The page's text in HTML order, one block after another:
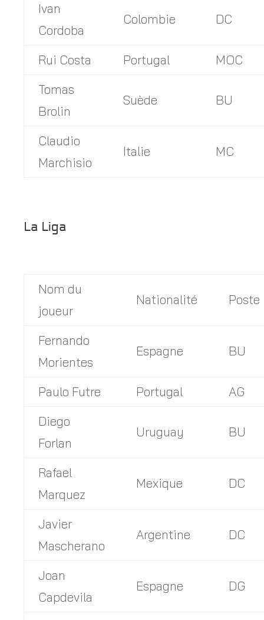
Ivan
Cordoba
Colombie DC
Rui Costa Portugal
MOC
Tomas
Brolin
Suède BU
Claudio
Marchisio
Italie MC
La Liga
Nom du
joueur
Nationalité Poste
Fernando
Morientes
Espagne BU
Paulo Futre Portugal
AG
Diego
Forlan
Uruguay BU
Rafael
Marquez
Mexique DC
Javier
Mascherano
Argentine DC
Joan
Capdevila
Espagne DG